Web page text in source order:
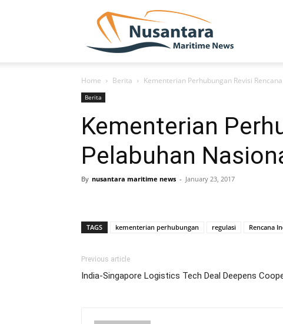
Home Berita Kementerian Perhubungan Revisi
Berita
Kementerian
Pelabuhan
By nusantara maritime news - January 23, 2017
TAGS kementerian perhubungan regulasi Rencana
Previous article
India-Singapore Logistics Tech Deal Deepens